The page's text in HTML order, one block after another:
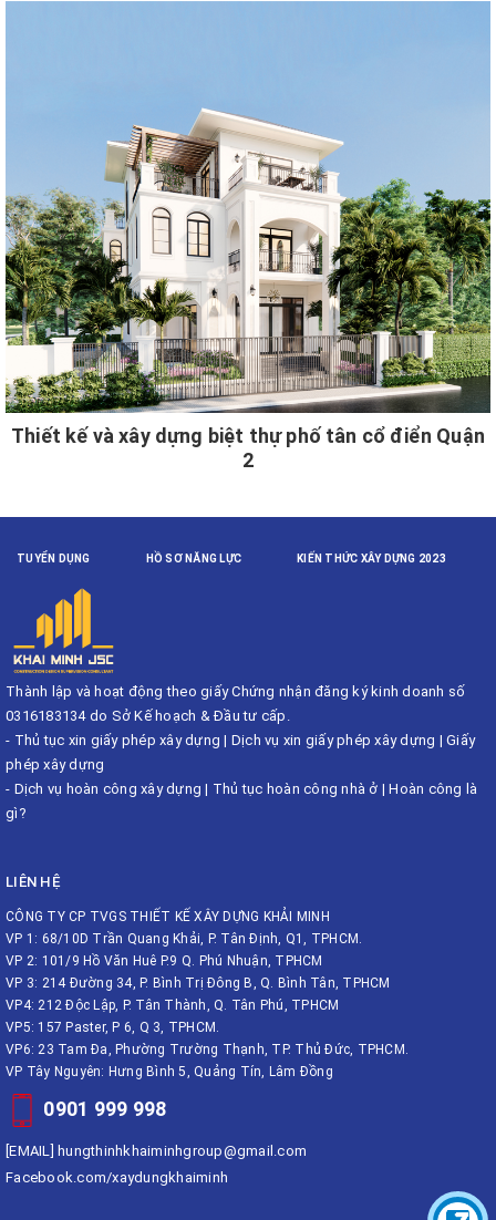
Thiết kế và xây dựng biệt thự phố tân cổ điển Quận
2
TUYỂN DỤNG HỒ SƠ NĂNG LỰC KIẾN THỨC XÂY DỰNG 2023
Thành lập và hoạt động theo giấy Chứng nhận đăng ký kinh doanh số
0316183134 do Sở Kế hoạch & Đầu tư cấp.
- Thủ tục xin giấy phép xây dựng | Dịch vụ xin giấy phép xây dựng | Giấy
phép xây dựng
- Dịch vụ hoàn công xây dựng | Thủ tục hoàn công nhà ở |Hoàn công là
gì?
LIÊN HỆ
CÔNG TY CP TVGS THIẾT KẾ XÂY DỰNG KHẢI MINH
VP 1: 68/10D Trần Quang Khải, P. Tân Định, Q1, TPHCM.
VP 2: 101/9 Hồ Văn Huê P.9 Q. Phú Nhuận, TPHCM
VP 3: 214 Đường 34, P. Bình Trị Đông B, Q. Bình Tân, TPHCM
VP4: 212 Độc Lập, P. Tân Thành, Q. Tân Phú, TPHCM
VP5: 157 Paster, P 6, Q 3, TPHCM.
VP6: 23 Tam Đa, Phường Trường Thạnh, TP. Thủ Đức, TPHCM.
VP Tây Nguyên: Hưng Bình 5, Quảng Tín, Lâm Đồng
0901 999 998
[EMAIL] hungthinhkhaiminhgroup@gmail.com
Facebook.com/xaydungkhaiminh